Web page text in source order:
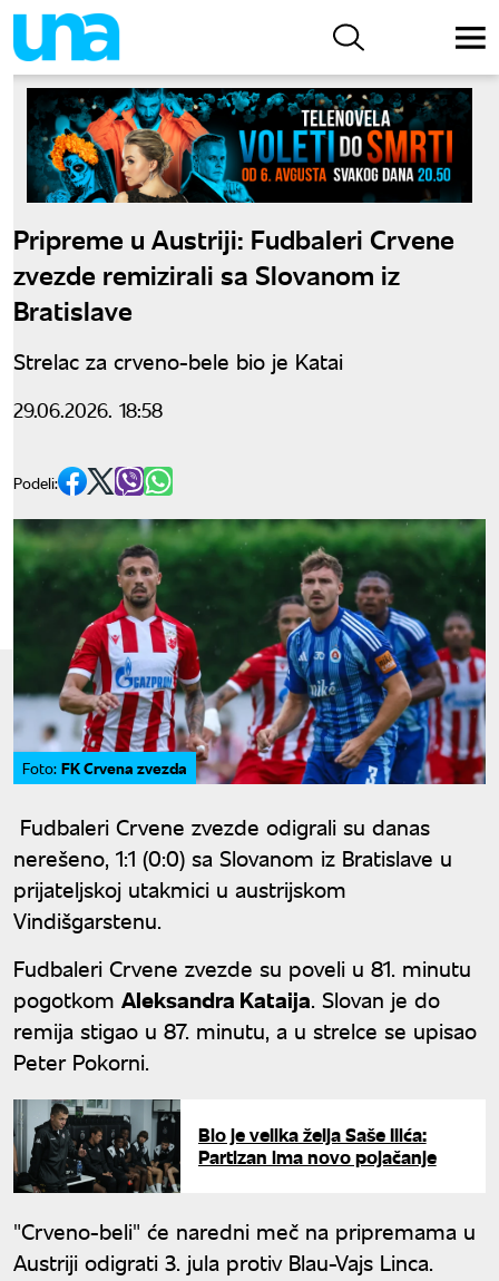
Pripreme u Austriji: Fudbaleri Crvene
zvezde remizirali sa Slovanom iz
Bratislave
Strelac za crveno-bele bio je Katai
29.06.2026. 18:58
Podeli:
Foto: FK Crvena zvezda
Fudbaleri Crvene zvezde odigrali su danas
nerešeno, 1:1 (0:0) sa Slovanom iz Bratislave u
prijateljskoj utakmici u austrijskom
Vindišgarstenu.
Fudbaleri Crvene zvezde su poveli u 81. minutu
pogotkom Aleksandra Kataija. Slovan je do
remija stigao u 87. minutu, a u strelce se upisao
Peter Pokorni.
Bio je velika želja Saše Ilića:
Partizan ima novo pojačanje
"Crveno-beli" će naredni meč na pripremama u
Austriji odigrati 3. jula protiv Blau-Vajs Linca.